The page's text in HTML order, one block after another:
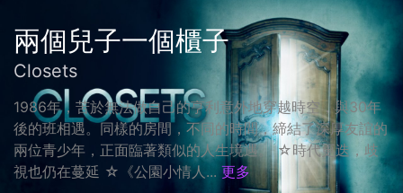
兩個兒子一個櫃子
Closets
1986年，苦於無法做自己的亨利意外地穿越時空，與30年
後的班相遇。同樣的房間，不同的時間，締結了深厚友誼的
兩位青少年，正面臨著類似的人生境遇。 ☆時代更迭，歧
視也仍在蔓延 ☆《公園小情人... 更多